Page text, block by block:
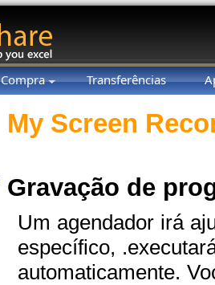
Compra Transferências
My Screen
Gravação de
Um agendador irá
específico,
automaticamente.